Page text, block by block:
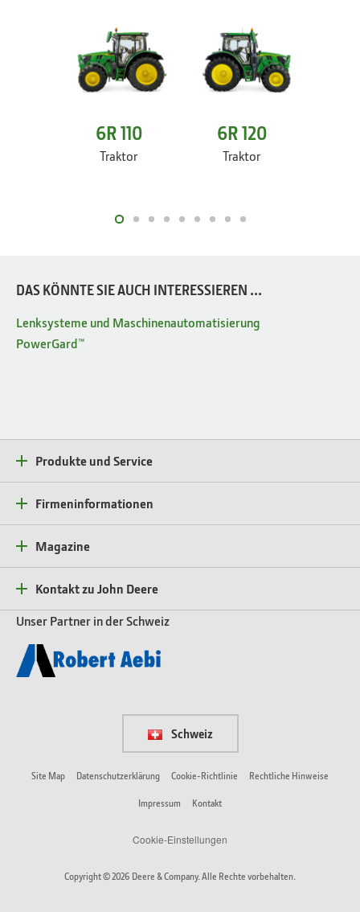
6R 110
Traktor
6R 120
Traktor
DAS KÖNNTE SIE AUCH INTERESSIEREN ...
Lenksysteme und Maschinenautomatisierung
PowerGard™
Produkte und Service
Firmeninformationen
Magazine
Kontakt zu John Deere
Unser Partner in der Schweiz
Schweiz
Site Map Datenschutzerklärung Cookie-Richtlinie Rechtliche Hinweise
Impressum Kontakt
Cookie-Einstellungen
Copyright © 2026 Deere & Company. Alle Rechte vorbehalten.